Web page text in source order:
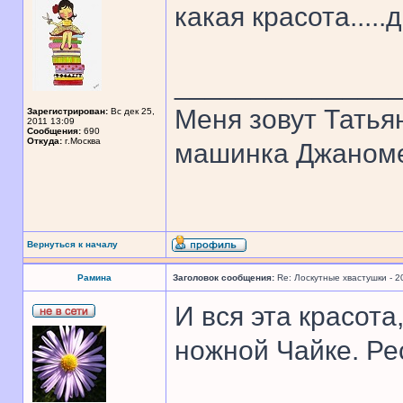
Зарегистрирован: Вс дек 25,
2011 13:09
Сообщения: 690
Откуда: г.Москва
какая
Меня зовут
машинка
Вернуться к началу
Рамина Заголовок сообщения: Re: Лоскутные хвастушки -
И вся эта
ножной Чайке.